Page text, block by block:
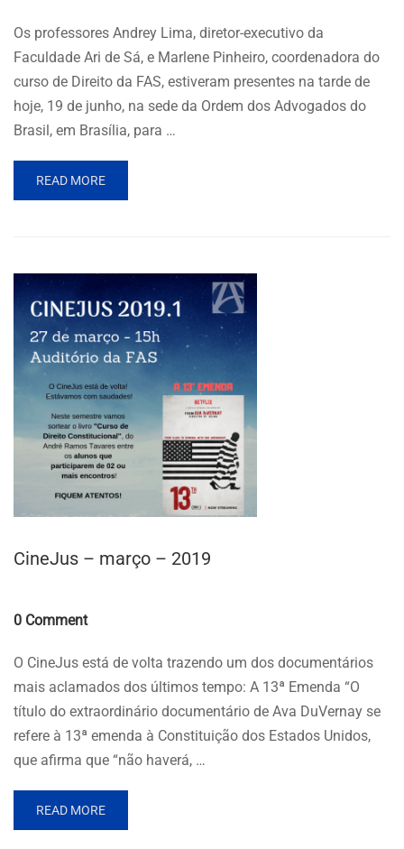
Os professores Andrey Lima, diretor-executivo da
Faculdade Ari de Sá, e Marlene Pinheiro, coordenadora do
curso de Direito da FAS, estiveram presentes na tarde de
hoje, 19 de junho, na sede da Ordem dos Advogados do
Brasil, em Brasília, para …
READ MORE
CineJus – março – 2019
0 Comment
O CineJus está de volta trazendo um dos documentários
mais aclamados dos últimos tempo: A 13ª Emenda “O
título do extraordinário documentário de Ava DuVernay se
refere à 13ª emenda à Constituição dos Estados Unidos,
que afirma que “não haverá, …
READ MORE